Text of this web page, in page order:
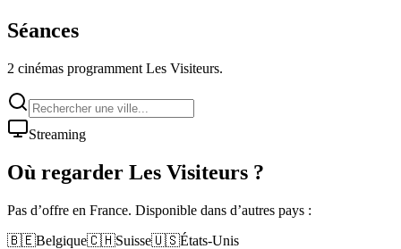
Séances
2 cinémas programment Les Visiteurs.
Streaming
Où regarder Les Visiteurs ?
Pas d’offre en France. Disponible dans d’autres pays :
🇧🇪Belgique🇨🇭Suisse🇺🇸États-Unis